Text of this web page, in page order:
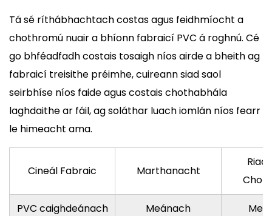
Tá sé ríthábhachtach costas agus feidhmíocht a
chothromú nuair a bhíonn fabraicí PVC á roghnú. Cé
go bhféadfadh costais tosaigh níos airde a bheith ag
fabraicí treisithe préimhe, cuireann siad saol
seirbhíse níos faide agus costais chothabhála
laghdaithe ar fáil, ag soláthar luach iomlán níos fearr
le himeacht ama.
Cineál Fabraic Marthanacht
PVC caighdeánach Meánach